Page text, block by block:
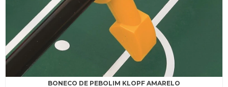
BONECO DE PEBOLIM KLOPF AMARELO